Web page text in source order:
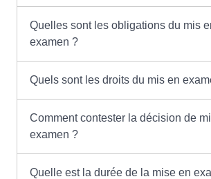
Quelles sont les obligations du mis
examen ?
Quels sont les droits du mis en
Comment contester la décision de
examen ?
Quelle est la durée de la mise en